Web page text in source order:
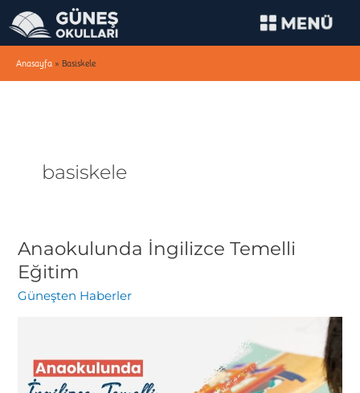
İçeriğe
atla
Anasayfa » Basiskele
basiskele
Anaokulunda İngilizce Temelli
Eğitim
Güneşten Haberler
Anaokulunda
İngilizce
Temelli
Eğitim